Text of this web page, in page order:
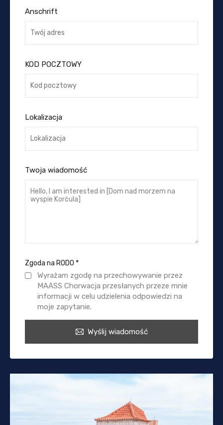
Anschrift
KOD POCZTOWY
Lokalizacja
Twoja wiadomość
Zgoda na RODO *
Wyrażam zgodę na przechowywanie przez
MAASS Chorwacja przesłanych przeze mnie
informacji w celu udzielenia odpowiedzi na
moje zapytanie.
Wyślij wiadomość